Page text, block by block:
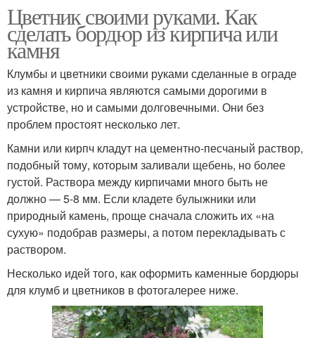
Цветник своими руками. Как
сделать бордюр из кирпича или
камня
Клумбы и цветники своими руками сделанные в ограде
из камня и кирпича являются самыми дорогими в
устройстве, но и самыми долговечными. Они без
проблем простоят несколько лет.
Камни или кирпч кладут на цементно-песчаный раствор,
подобный тому, которым заливали щебень, но более
густой. Раствора между кирпичами много быть не
должно — 5-8 мм. Если кладете булыжники или
природный камень, проще сначала сложить их «на
сухую» подобрав размеры, а потом перекладывать с
раствором.
Несколько идей того, как оформить каменные бордюры
для клумб и цветников в фотогалерее ниже.